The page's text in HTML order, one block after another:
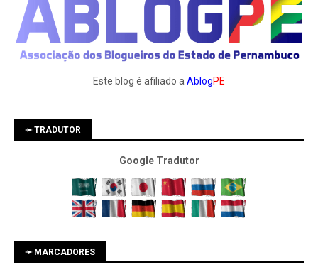
Este blog é afiliado aAblogPE
➛ TRADUTOR
Google Tradutor
➛ MARCADORES